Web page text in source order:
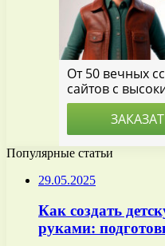
Популярные статьи
29.05.2025
Как создать
руками: